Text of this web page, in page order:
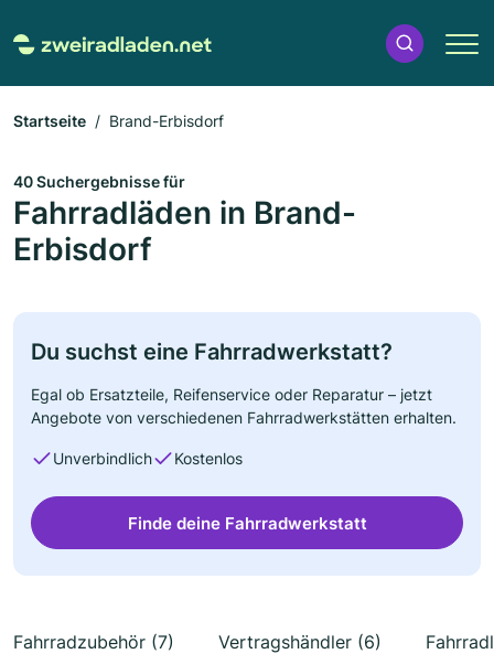
Startseite Brand-Erbisdorf
40 Suchergebnisse für
Fahrradläden in Brand-
Erbisdorf
Du suchst eine Fahrradwerkstatt?
Egal ob Ersatzteile, Reifenservice oder Reparatur – jetzt
Angebote von verschiedenen Fahrradwerkstätten erhalten.
Unverbindlich Kostenlos
Finde deine Fahrradwerkstatt
Fahrradzubehör (7) Vertragshändler (6)